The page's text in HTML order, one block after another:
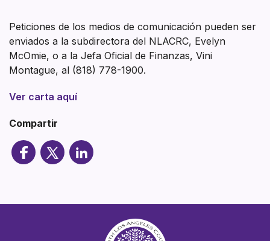
Peticiones de los medios de comunicación pueden ser
enviados a la subdirectora del NLACRC, Evelyn
McOmie, o a la Jefa Oficial de Finanzas, Vini
Montague, al (818) 778-1900.
Ver carta aquí
Compartir